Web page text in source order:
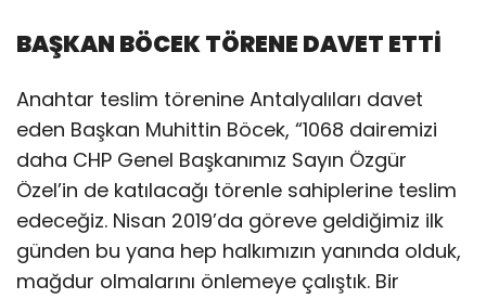
BAŞKAN BÖCEK TÖRENE DAVET ETTİ
Anahtar teslim törenine Antalyalıları davet
eden Başkan Muhittin Böcek, “1068 dairemizi
daha CHP Genel Başkanımız Sayın Özgür
Özel’in de katılacağı törenle sahiplerine teslim
edeceğiz. Nisan 2019’da göreve geldiğimiz ilk
günden bu yana hep halkımızın yanında olduk,
mağdur olmalarını önlemeye çalıştık. Bir